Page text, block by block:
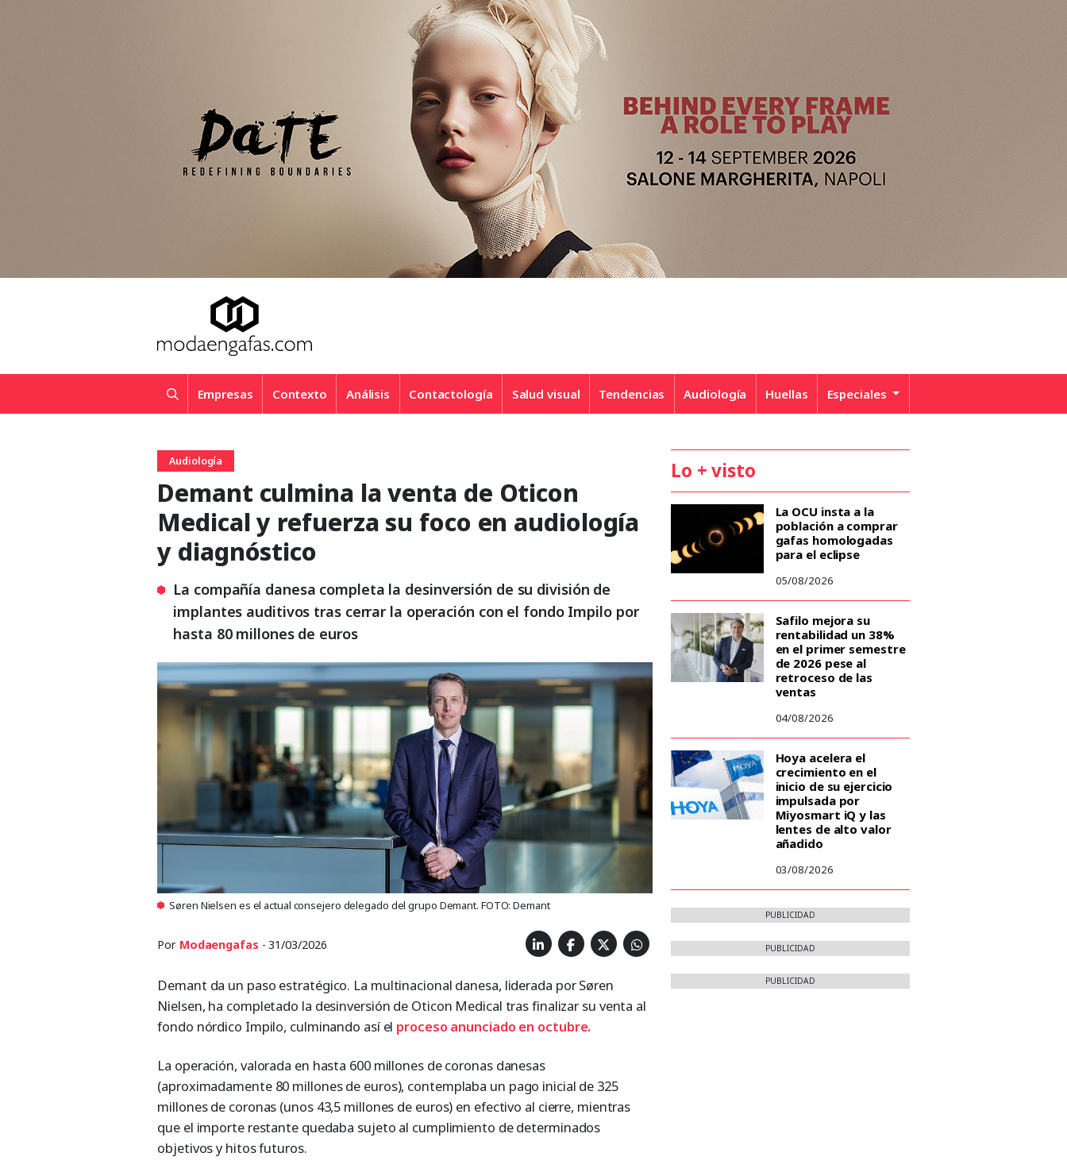
Empresas Contexto Análisis Contactología Salud visual Tendencias Audiología Huellas Especiales
Audiología
Demant culmina la venta de Oticon
Medical y refuerza su foco en audiología
y diagnóstico
La compañía danesa completa la desinversión de su división de
implantes auditivos tras cerrar la operación con el fondo Impilo por
hasta 80 millones de euros
Søren Nielsen es el actual consejero delegado del grupo Demant. FOTO: Demant
Por Modaengafas - 31/03/2026
Demant da un paso estratégico. La multinacional danesa, liderada por Søren
Nielsen, ha completado la desinversión de Oticon Medical tras finalizar su venta al
fondo nórdico Impilo, culminando así el proceso anunciado en octubre.
La operación, valorada en hasta 600 millones de coronas danesas
(aproximadamente 80 millones de euros), contemplaba un pago inicial de 325
millones de coronas (unos 43,5 millones de euros) en efectivo al cierre, mientras
que el importe restante quedaba sujeto al cumplimiento de determinados
objetivos y hitos futuros.
Lo + visto
La OCU insta a la
población a comprar
gafas homologadas
para el eclipse
05/08/2026
Safilo mejora su
rentabilidad un 38%
en el primer semestre
de 2026 pese al
retroceso de las
ventas
04/08/2026
Hoya acelera el
crecimiento en el
inicio de su ejercicio
impulsada por
Miyosmart iQ y las
lentes de alto valor
añadido
03/08/2026
PUBLICIDAD
PUBLICIDAD
PUBLICIDAD